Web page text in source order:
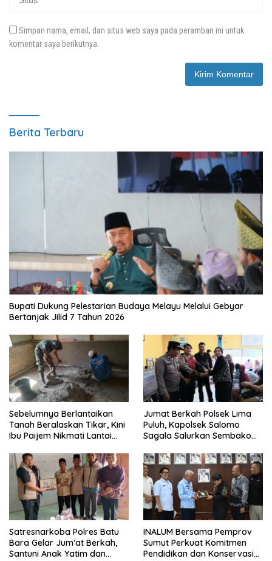
Simpan nama, email, dan situs web saya pada peramban ini untuk
komentar saya berikutnya.
Berita Terbaru
Bupati Dukung Pelestarian Budaya Melayu Melalui Gebyar
Bertanjak Jilid 7 Tahun 2026
Sebelumnya Berlantaikan
Tanah Beralaskan Tikar, Kini
Ibu Paijem Nikmati Lantai
Satgas TMMD Ke-129 Kodim
0208/Asahan
Jumat Berkah Polsek Lima
Puluh, Kapolsek Salomo
Sagala Salurkan Sembako
Gambus
Satresnarkoba Polres Batu
Bara Gelar Jum’at Berkah,
Santuni Anak Yatim dan
INALUM Bersama Pemprov
Sumut Perkuat Komitmen
Pendidikan dan Konservasi